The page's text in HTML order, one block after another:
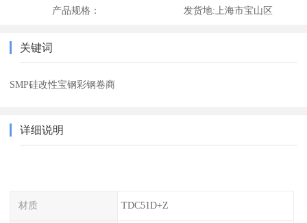
产品规格： 发货地: 上海市宝山区
关键词
SMP硅改性宝钢彩钢卷商
详细说明
材质 TDC51D+Z